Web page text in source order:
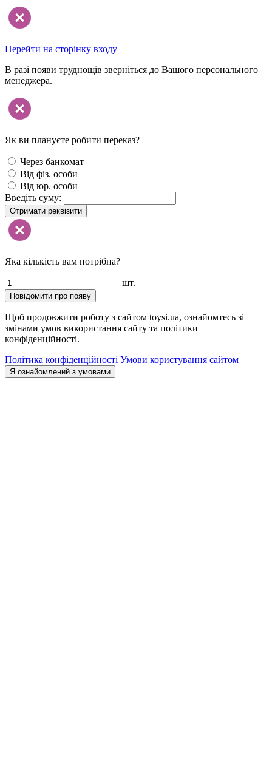
Перейти на сторінку входу
В разі появи труднощів зверніться до Вашого персонального
менеджера.
Як ви плануєте робити переказ?
Через банкомат
Від фіз. особи
Від юр. особи
Введіть суму:
Отримати реквізити
Яка кількість вам потрібна?
шт.
Повідомити про появу
Щоб продовжити роботу з сайтом toysi.ua, ознайомтесь зі
змінами умов використання сайту та політики
конфіденційності.
Політика конфіденційності Умови користування сайтом
Я ознайомлений з умовами